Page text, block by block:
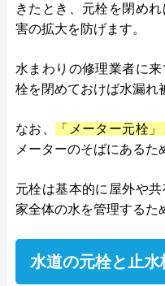
きたとき、元栓を閉め
害の拡大を防げます。
水まわりの修理業者に
栓を閉めておけば水漏れ
なお、 「メーター元栓
メーターのそばにあるた
元栓は基本的に屋外や
家全体の水を管理するた
水道の元栓と止水